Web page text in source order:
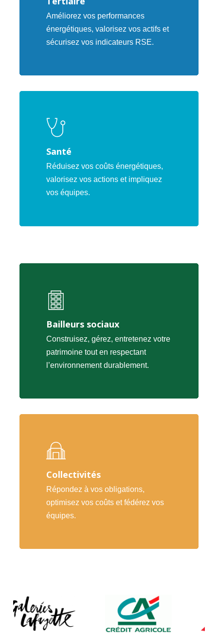
Améliorez vos performances
énergétiques, valorisez vos actifs et
sécurisez vos indicateurs RSE.
Santé
Réduisez vos coûts énergétiques,
valorisez vos actions et impliquez
vos équipes.
Bailleurs sociaux
Construisez, gérez, entretenez votre
patrimoine tout en respectant
l’environnement durablement.
Collectivités
Répondez à vos obligations,
optimisez vos coûts et fédérez vos
équipes.